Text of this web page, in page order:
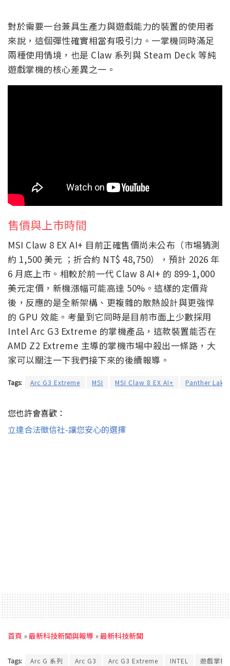
對於需要一台兼具生產力與遊戲能力的裝置的使用者
來說，這個彈性確實相當有吸引力。一掌機同時滿足
兩種使用情境，也是 Claw 系列與 Steam Deck 等純
遊戲掌機的核心差異之一。
售價與上市時間
MSI Claw 8 EX AI+ 目前正確售價尚未公布（市場猜測
約 1,500 美元 ；折合約 NT$ 48,750），預計 2026 年
6 月底上市。相較於前一代 Claw 8 AI+ 的 899-1,000
美元定價，新機漲幅可能高達 50%。這樣的定價背
後，反應的是全新架構、更複雜的散熱設計與更強悍
的 GPU 效能。考量到它同時是目前市面上少數採用
Intel Arc G3 Extreme 的掌機產品，這款裝置能否在
AMD Z2 Extreme 主導的掌機市場中殺出一條路，大
家可以關注一下我們接下來的後續報導。
Tags: Arc G3 Extreme MSI MSI Claw 8 EX AI+ Panther Lake
您也許會喜歡：
立達合法徵信社-讓您安心的選擇
首頁 »最新科技新聞與報導 »最新科技新聞
Tags: Arc G 系列 Arc G3 Arc G3 Extreme INTEL 遊戲掌機